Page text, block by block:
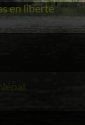
Voyage
Népal
en liberté